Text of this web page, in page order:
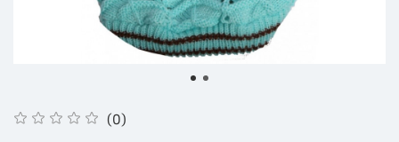
(0)